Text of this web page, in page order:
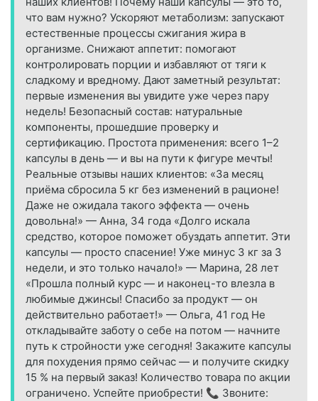
что вам нужно? Ускоряют метаболизм: запускают
естественные процессы сжигания жира в
организме. Снижают аппетит: помогают
контролировать порции и избавляют от тяги к
сладкому и вредному. Дают заметный результат:
первые изменения вы увидите уже через пару
недель! Безопасный состав: натуральные
компоненты, прошедшие проверку и
сертификацию. Простота применения: всего 1–2
капсулы в день — и вы на пути к фигуре мечты!
Реальные отзывы наших клиентов: «За месяц
приёма сбросила 5 кг без изменений в рационе!
Даже не ожидала такого эффекта — очень
довольна!» — Анна, 34 года «Долго искала
средство, которое поможет обуздать аппетит. Эти
капсулы — просто спасение! Уже минус 3 кг за 3
недели, и это только начало!» — Марина, 28 лет
«Прошла полный курс — и наконец-то влезла в
любимые джинсы! Спасибо за продукт — он
действительно работает!» — Ольга, 41 год Не
откладывайте заботу о себе на потом — начните
путь к стройности уже сегодня! Закажите капсулы
для похудения прямо сейчас — и получите скидку
15 % на первый заказ! Количество товара по акции
ограничено. Успейте приобрести! 📞 Звоните: